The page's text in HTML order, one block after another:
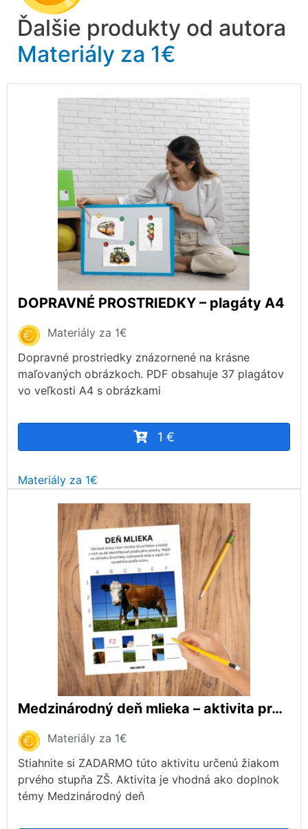
Ďalšie produkty od autora
Materiály za 1€
DOPRAVNÉ PROSTRIEDKY – plagáty A4
Materiály za 1€
Dopravné prostriedky znázornené na krásne
maľovaných obrázkoch. PDF obsahuje 37 plagátov
vo veľkosti A4 s obrázkami
1 €
Materiály za 1€
Medzinárodný deň mlieka – aktivita pre prvý stupeň ZŠ
Materiály za 1€
Stiahnite si ZADARMO túto aktivitu určenú žiakom
prvého stupňa ZŠ. Aktivita je vhodná ako doplnok
témy Medzinárodný deň